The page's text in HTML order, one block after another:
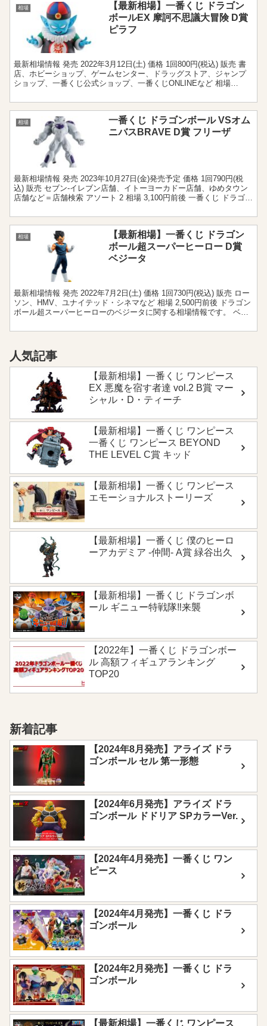
相場
【最新相場】一番くじ ドラゴン
ボールEX 摩訶不思議大冒険 D賞
ピラフ
最新相場情報 発売 2022年3月12日(土) 価格 1回800円(税込) 販売 書
店、ホビーショップ、ゲームセンター、ドラッグストア、ジャンプ
ショップ、一番くじ公式ショップ、一番くじONLINEなど 相場
相場
一番くじ ドラゴンボール VSオム
ニバスBRAVE D賞 フリーザ
最新相場情報 発売 2023年10月27日(金)発売予定 価格 1回790円(税
込) 販売 セブン‐イレブン店舗、イトーヨーカドー店舗、ゆめタウン
店舗など＝店舗検索 アソート 2 相場 3,100円前後 一番くじ ドラゴン
相場
【最新相場】一番くじ ドラゴン
ボール超スーパーヒーロー D賞
ベジータ
最新相場情報 発売 2022年7月2日(土) 価格 1回730円(税込) 販売 ロー
ソン、HMV、ユナイテッド・シネマなど 相場 2,500円前後 ドラゴン
ボール超スーパーヒーローのベジータに関する相場情報です。 ベジ
人気記事
【最新相場】一番くじ ワンピース
EX 悪魔を宿す者達 vol.2 B賞 マー
シャル・D・ティーチ
【最新相場】一番くじ ワンピース
一番くじ ワンピース BEYOND
THE LEVEL C賞 キッド
【最新相場】一番くじ ワンピース
エモーショナルストーリーズ
【最新相場】一番くじ 僕のヒーロ
ーアカデミア -仲間- A賞 緑谷出久
【最新相場】一番くじ ドラゴンボ
ール ギニュー特戦隊‼来襲
【2022年】一番くじ ドラゴンボー
ル 高額フィギュアランキング
TOP20
新着記事
【2024年8月発売】アライズ ドラ
ゴンボール セル 第一形態
【2024年6月発売】アライズ ドラ
ゴンボール ドドリア SPカラーVer.
【2024年4月発売】一番くじ ワン
ピース
【2024年4月発売】一番くじ ドラ
ゴンボール
【2024年2月発売】一番くじ ドラ
ゴンボール
【最新相場】一番くじ ワンピース